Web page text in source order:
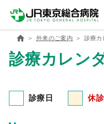
外来のご案内 診療カ
診療カレン
診療日 休診